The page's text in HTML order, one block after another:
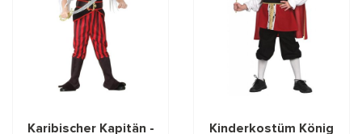
Karibischer Kapitän -
Kinderkostüm König